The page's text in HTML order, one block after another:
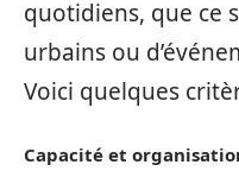
quotidiens, que ce
urbains ou
Voici quelques
Capacité et